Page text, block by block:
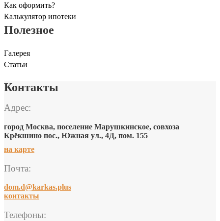
Как оформить?
Калькулятор ипотеки
Полезное
Галерея
Статьи
Контакты
Адрес:
город Москва, поселение Марушкинское, совхоза
Крёкшино пос., Южная ул., 4Д, пом. 155
на карте
Почта:
dom.d@karkas.plus
контакты
Телефоны: